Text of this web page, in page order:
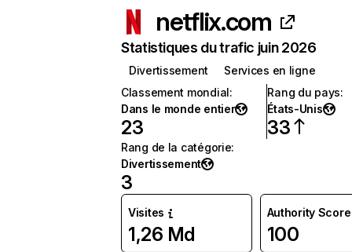
netflix.com
Statistiques du trafic juin 2026
Divertissement
Services en ligne
Classement mondial:
Dans le monde entier
23
Rang du pays:
États-Unis
33
Rang de la catégorie:
Divertissement
3
Visites
1,26 Md
Authority Score
100